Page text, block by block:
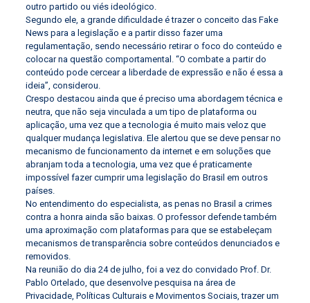
outro partido ou viés ideológico.
Segundo ele, a grande dificuldade é trazer o conceito das Fake
News para a legislação e a partir disso fazer uma
regulamentação, sendo necessário retirar o foco do conteúdo e
colocar na questão comportamental. “O combate a partir do
conteúdo pode cercear a liberdade de expressão e não é essa a
ideia”, considerou.
Crespo destacou ainda que é preciso uma abordagem técnica e
neutra, que não seja vinculada a um tipo de plataforma ou
aplicação, uma vez que a tecnologia é muito mais veloz que
qualquer mudança legislativa. Ele alertou que se deve pensar no
mecanismo de funcionamento da internet e em soluções que
abranjam toda a tecnologia, uma vez que é praticamente
impossível fazer cumprir uma legislação do Brasil em outros
países.
No entendimento do especialista, as penas no Brasil a crimes
contra a honra ainda são baixas. O professor defende também
uma aproximação com plataformas para que se estabeleçam
mecanismos de transparência sobre conteúdos denunciados e
removidos.
Na reunião do dia 24 de julho, foi a vez do convidado Prof. Dr.
Pablo Ortelado, que desenvolve pesquisa na área de
Privacidade, Políticas Culturais e Movimentos Sociais, trazer um